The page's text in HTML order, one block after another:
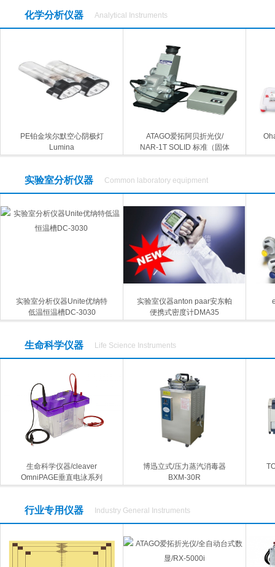
化学分析仪器 Analytical Instruments
PE铂金埃尔默空心阴极灯
Lumina
ATAGO爱拓阿贝折光仪/
NAR-1T SOLID 标准（固体
实验室分析仪器 Common laboratory equipment
实验室分析仪器Unite优纳特
低温恒温槽DC-3030
实验室仪器anton paar安东帕
便携式密度计DMA35
生命科学仪器 Life Science Instruments
生命科学仪器/cleaver
OmniPAGE垂直电泳系列
博迅立式/压力蒸汽消毒器
BXM-30R
行业专用仪器 Industry General Instruments